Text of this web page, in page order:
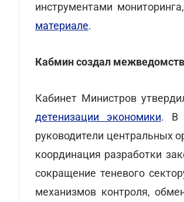
инструментами
материале.
Кабмин создал
Кабинет Министров
детенизации экономики. В
руководители центральных
координация разработки
сокращение теневого
механизмов контроля,